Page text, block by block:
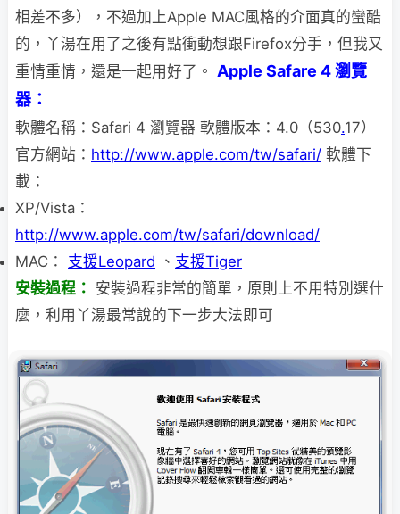
相差不多），不過加上Apple MAC風格的介面真的蠻酷
的，丫湯在用了之後有點衝動想跟Firefox分手，但我又
重情重情，還是一起用好了。 Apple Safare 4 瀏覽
器：
軟體名稱：Safari 4 瀏覽器 軟體版本：4.0（530.17）
官方網站： http://www.apple.com/tw/safari/ 軟體下
載：
XP/Vista：
http://www.apple.com/tw/safari/download/
MAC： 支援Leopard 、 支援Tiger
安裝過程： 安裝過程非常的簡單，原則上不用特別選什
麼，利用丫湯最常說的下一步大法即可